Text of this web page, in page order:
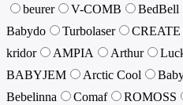
beurer
V-COMB BedBell
Babydo
Turbolaser CREATE
kridor
AMPIA Arthur
BABYJEM
Arctic Cool
Bebelinna
Comaf ROMOSS